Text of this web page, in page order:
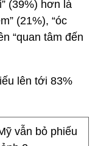
(39%) hơn là
(21%), “óc
“quan tâm đến
lên tới 83%